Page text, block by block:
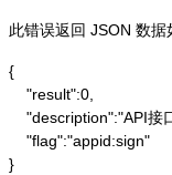
此错误返回 JSON 数据
{
    "result":0,
"description":"API
    "flag":"appid:sign"
}